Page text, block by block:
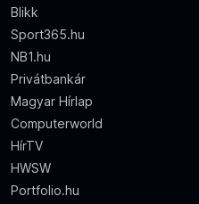
Blikk
Sport365.hu
NB1.hu
Privátbankár
Magyar Hírlap
Computerworld
HírTV
HWSW
Portfolio.hu